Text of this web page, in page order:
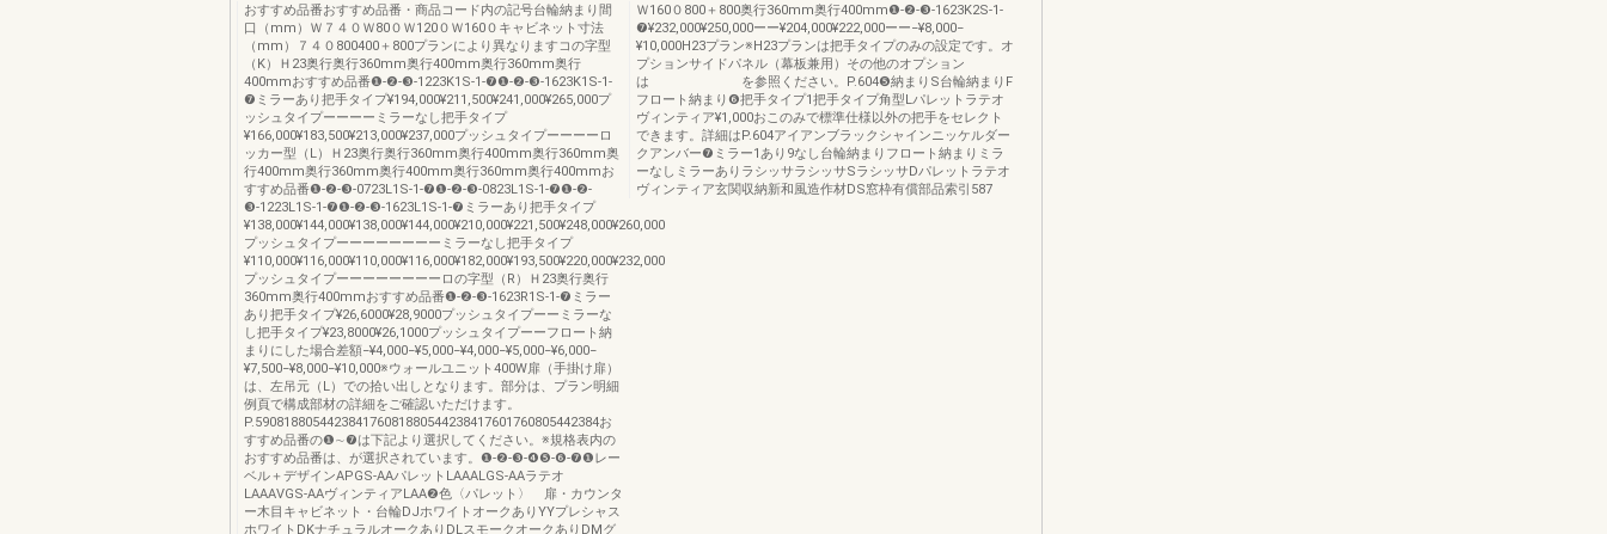
おすすめ品番おすすめ品番・商品コード内の記号台輪納まり間
口（mm）Ｗ７４０Ｗ80０Ｗ120０Ｗ160０キャビネット寸法
（mm）７４０800400＋800プランにより異なりますコの字型
（K）Ｈ23奥行奥行360mm奥行400mm奥行360mm奥行
400mmおすすめ品番❶-❷-❸-1223K1S-1-❼❶-❷-❸-1623K1S-1-
❼ミラーあり把手タイプ¥194,000¥211,500¥241,000¥265,000プ
ッシュタイプーーーーミラーなし把手タイプ
¥166,000¥183,500¥213,000¥237,000プッシュタイプーーーーロ
ッカー型（L）Ｈ23奥行奥行360mm奥行400mm奥行360mm奥
行400mm奥行360mm奥行400mm奥行360mm奥行400mmお
すすめ品番❶-❷-❸-0723L1S-1-❼❶-❷-❸-0823L1S-1-❼❶-❷-
❸-1223L1S-1-❼❶-❷-❸-1623L1S-1-❼ミラーあり把手タイプ
¥138,000¥144,000¥138,000¥144,000¥210,000¥221,500¥248,000¥260,000
プッシュタイプーーーーーーーーミラーなし把手タイプ
¥110,000¥116,000¥110,000¥116,000¥182,000¥193,500¥220,000¥232,000
プッシュタイプーーーーーーーーロの字型（R）Ｈ23奥行奥行
360mm奥行400mmおすすめ品番❶-❷-❸-1623R1S-1-❼ミラー
あり把手タイプ¥26,6000¥28,9000プッシュタイプーーミラーな
し把手タイプ¥23,8000¥26,1000プッシュタイプーーフロート納
まりにした場合差額−¥4,000−¥5,000−¥4,000−¥5,000−¥6,000−
¥7,500−¥8,000−¥10,000※ウォールユニット400W扉（手掛け扉）
は、左吊元（L）での拾い出しとなります。部分は、プラン明細
例頁で構成部材の詳細をご確認いただけます。
P.590818805442384176081880544238417601760805442384お
すすめ品番の❶∼❼は下記より選択してください。※規格表内の
おすすめ品番は、が選択されています。❶-❷-❸-❹❺-❻-❼❶レー
ベル＋デザインAPGS-AAパレットLAAALGS-AAラテオ
LAAAVGS-AAヴィンティアLAA❷色〈パレット〉 扉・カウンタ
ー木目キャビネット・台輪DJホワイトオークありYYプレシャス
ホワイトDKナチュラルオークありDLスモークオークありDMグ
Ｗ160０800＋800奥行360mm奥行400mm❶-❷-❸-1623K2S-1-
❼¥232,000¥250,000ーー¥204,000¥222,000ーー−¥8,000−
¥10,000H23プラン※H23プランは把手タイプのみの設定です。オ
プションサイドパネル（幕板兼用）その他のオプション
は を参照ください。P.604❺納まりS台輪納まりF
フロート納まり❻把手タイプ1把手タイプ角型Lパレットラテオ
ヴィンティア¥1,000おこのみで標準仕様以外の把手をセレクト
できます。詳細はP.604アイアンブラックシャインニッケルダー
クアンバー❼ミラー1あり9なし台輪納まりフロート納まりミラ
ーなしミラーありラシッサラシッサSラシッサDパレットラテオ
ヴィンティア玄関収納新和風造作材DS窓枠有償部品索引587